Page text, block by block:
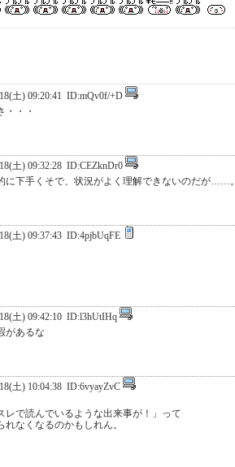
土) 09:20:41 ID:mQv0f/+D
・・・
土) 09:32:28 ID:CEZknDr0
に下手くそで、状況がよく理解できないのだが……。
土) 09:37:43 ID:4pjbUqFE
土) 09:42:10 ID:l3hUtIHq
があるな
土) 10:04:38 ID:6vyayZvC
レで読んでいるような出来事が！」って
なくなるのかもしれん。